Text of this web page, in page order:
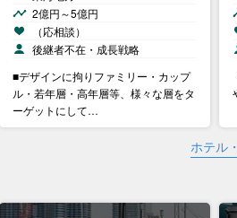
2億円～5億円
（応相談）
後継者不在・成長戦略
■デザインに拘りファミリー・カップ
ル・若年層・高年層等、様々な層をタ
ーゲットにして…
ホテル